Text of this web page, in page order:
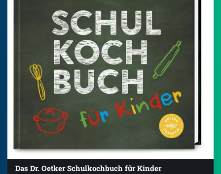
Das Dr. Oetker Schulkochbuch für Kinder